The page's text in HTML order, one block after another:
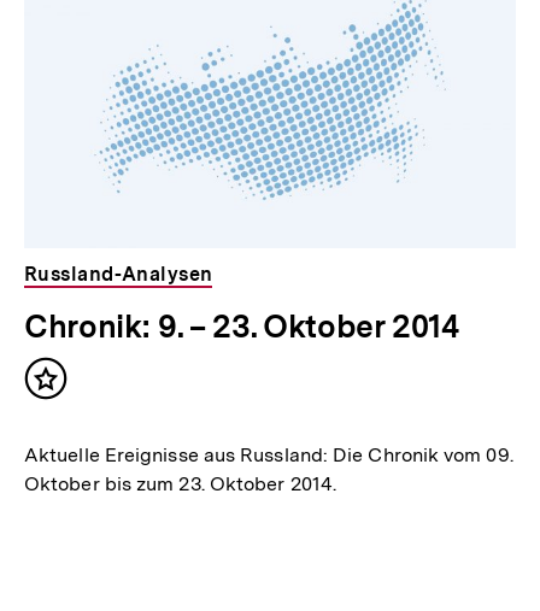
Russland-Analysen
Chronik: 9. – 23. Oktober 2014
Inhalt
Aktuelle Ereignisse aus Russland: Die Chronik vom 09.
Oktober bis zum 23. Oktober 2014.